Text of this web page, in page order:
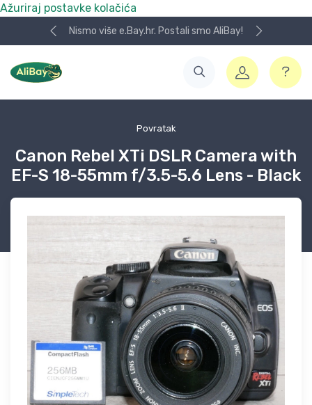
Ažuriraj postavke kolačića
Nismo više e.Bay.hr. Postali smo AliBay!
Povratak
Canon Rebel XTi DSLR Camera with
EF-S 18-55mm f/3.5-5.6 Lens - Black